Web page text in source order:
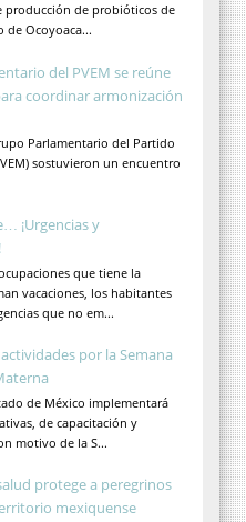
producción de probióticos de
de Ocoyoaca...
del PVEM se reúne
coordinar armonización
Parlamentario del Partido
sostuvieron un encuentro
¡Urgencias y
que tiene la
vacaciones, los habitantes
que no em...
por la Semana
de México implementará
de capacitación y
motivo de la S...
protege a peregrinos
mexiquense